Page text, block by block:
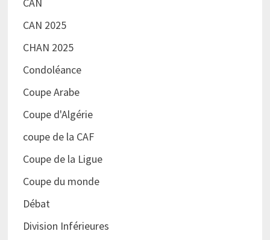
CAN
CAN 2025
CHAN 2025
Condoléance
Coupe Arabe
Coupe d'Algérie
coupe de la CAF
Coupe de la Ligue
Coupe du monde
Débat
Division Inférieures